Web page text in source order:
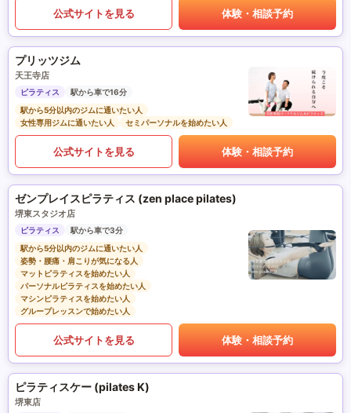
公式サイトを見る 体験・相談予約
プリッツジム
天王寺店
ピラティス
駅から車で16分
駅から5分以内のジムに通いたい人
女性専用ジムに通いたい人
セミパーソナルを始めたい人
公式サイトを見る 体験・相談予約
ゼンプレイスピラティス (zen place pilates)
堺東スタジオ店
ピラティス
駅から車で3分
駅から5分以内のジムに通いたい人
姿勢・腰痛・肩こりが気になる人
マットピラティスを始めたい人
パーソナルピラティスを始めたい人
マシンピラティスを始めたい人
グループレッスンで始めたい人
公式サイトを見る 体験・相談予約
ピラティスケー (pilates K)
堺東店